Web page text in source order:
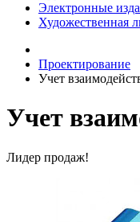
Электронные
Художественная
Проектирование
Учет
Учет
Лидер продаж!